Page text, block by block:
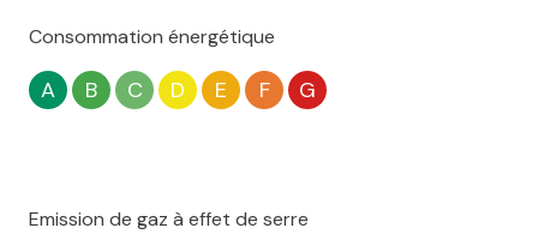
cuisine américaine (équipée)
Consommation énergétique
A B C D E F G
Emission de gaz à effet de serre